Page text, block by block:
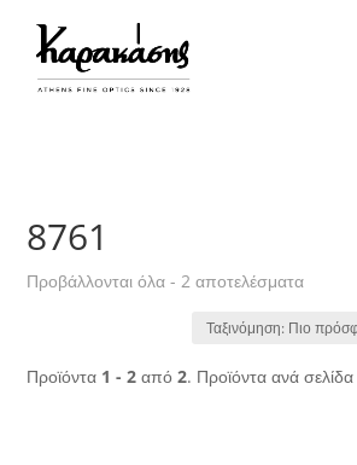
8761
Προβάλλονται όλα - 2 αποτελέσματαSorted
latest
Προϊόντα 1 - 2 από2. Προϊόντα ανά σελίδα